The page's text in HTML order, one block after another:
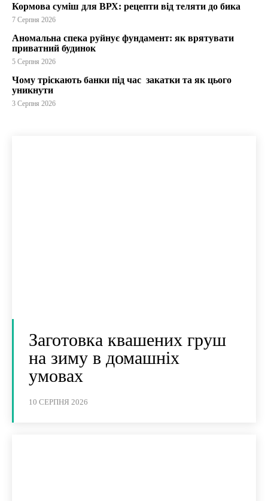
Кормова суміш для ВРХ: рецепти від теляти до бика
7 Серпня 2026
Аномальна спека руйнує фундамент: як врятувати
приватний будинок
5 Серпня 2026
Чому тріскають банки під час закатки та як цього
уникнути
3 Серпня 2026
Заготовка квашених груш
на зиму в домашніх
умовах
10 СЕРПНЯ 2026